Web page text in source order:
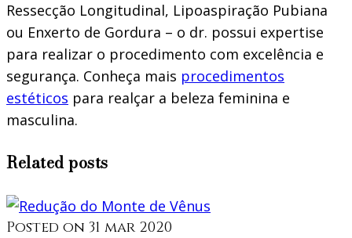
Ressecção Longitudinal, Lipoaspiração Pubiana
ou Enxerto de Gordura – o dr. possui expertise
para realizar o procedimento com excelência e
segurança. Conheça mais procedimentos
estéticos para realçar a beleza feminina e
masculina.
Related posts
Posted on 31 mar 2020